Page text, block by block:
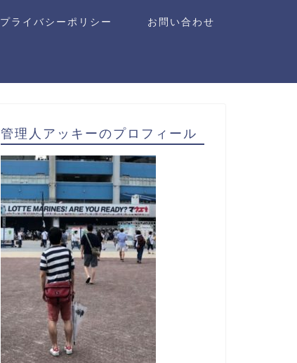
プライバシーポリシー お問い合わせ
管理人アッキーのプロフィール